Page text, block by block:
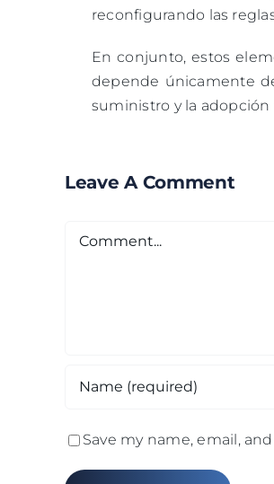
reconfigurando las
En conjunto, estos
depende únicamente
suministro y la
Leave A Comment
Comment
Save my name, email,